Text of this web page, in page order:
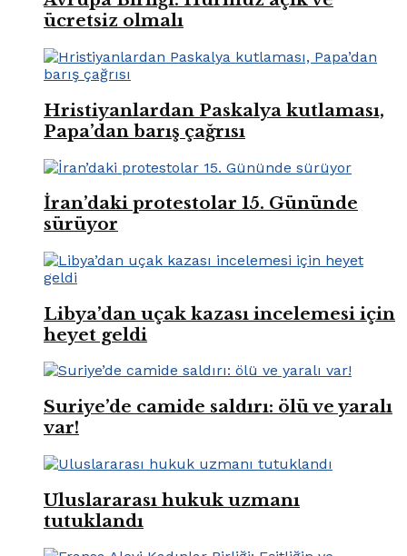
ücretsiz olmalı
Hristiyanlardan Paskalya kutlaması,
Papa’dan barış çağrısı
İran’daki protestolar 15. Gününde
sürüyor
Libya’dan uçak kazası incelemesi için
heyet geldi
Suriye’de camide saldırı: ölü ve yaralı
var!
Uluslararası hukuk uzmanı
tutuklandı